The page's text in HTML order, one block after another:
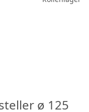
ø 125